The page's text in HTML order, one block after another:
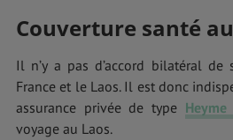
Couverture santé
Il n’y a pas d’accord bilatéral de
France et le Laos. Il est donc
assurance privée de type
voyage au Laos.